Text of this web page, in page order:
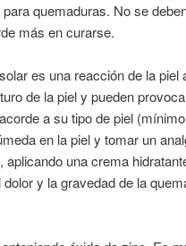
quemaduras. No se
más en curarse.
es una reacción de la
de la piel y pueden
a su tipo de piel
en la piel y tomar un
una crema
y la gravedad de la